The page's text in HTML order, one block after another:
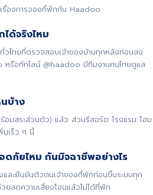
รื่องการจองที่พักกับ Haadoo
ด้จริงไหม
ทยที่ตรวจสอบเจ้าของบ้านทุกหลังก่อนลง
หรือทักไลน์ @haadoo มีทีมงานคนไทยดูแล
บ้าง
มสระส่วนตัว) แล้ว ส่วนรีสอร์ต โรงแรม โฮม
มเร็ว ๆ นี้
ภัยไหม กันมิจฉาชีพอย่างไร
ละยืนยันตัวตนเจ้าของที่พักก่อนขึ้นระบบทุก
ยลดความเสี่ยงโอนแล้วไม่ได้ที่พัก